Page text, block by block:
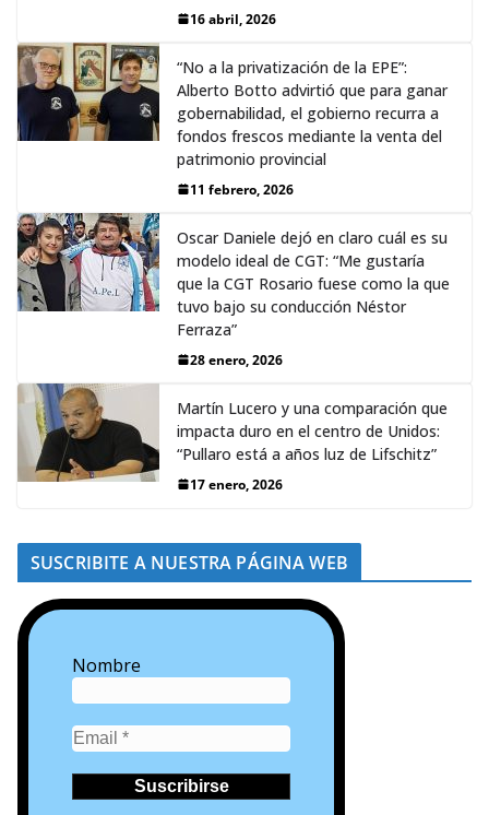
16 abril, 2026
“No a la privatización de la EPE”:
Alberto Botto advirtió que para ganar
gobernabilidad, el gobierno recurra a
fondos frescos mediante la venta del
patrimonio provincial
11 febrero, 2026
Oscar Daniele dejó en claro cuál es su
modelo ideal de CGT: “Me gustaría
que la CGT Rosario fuese como la que
tuvo bajo su conducción Néstor
Ferraza”
28 enero, 2026
Martín Lucero y una comparación que
impacta duro en el centro de Unidos:
“Pullaro está a años luz de Lifschitz”
17 enero, 2026
SUSCRIBITE A NUESTRA PÁGINA WEB
Nombre